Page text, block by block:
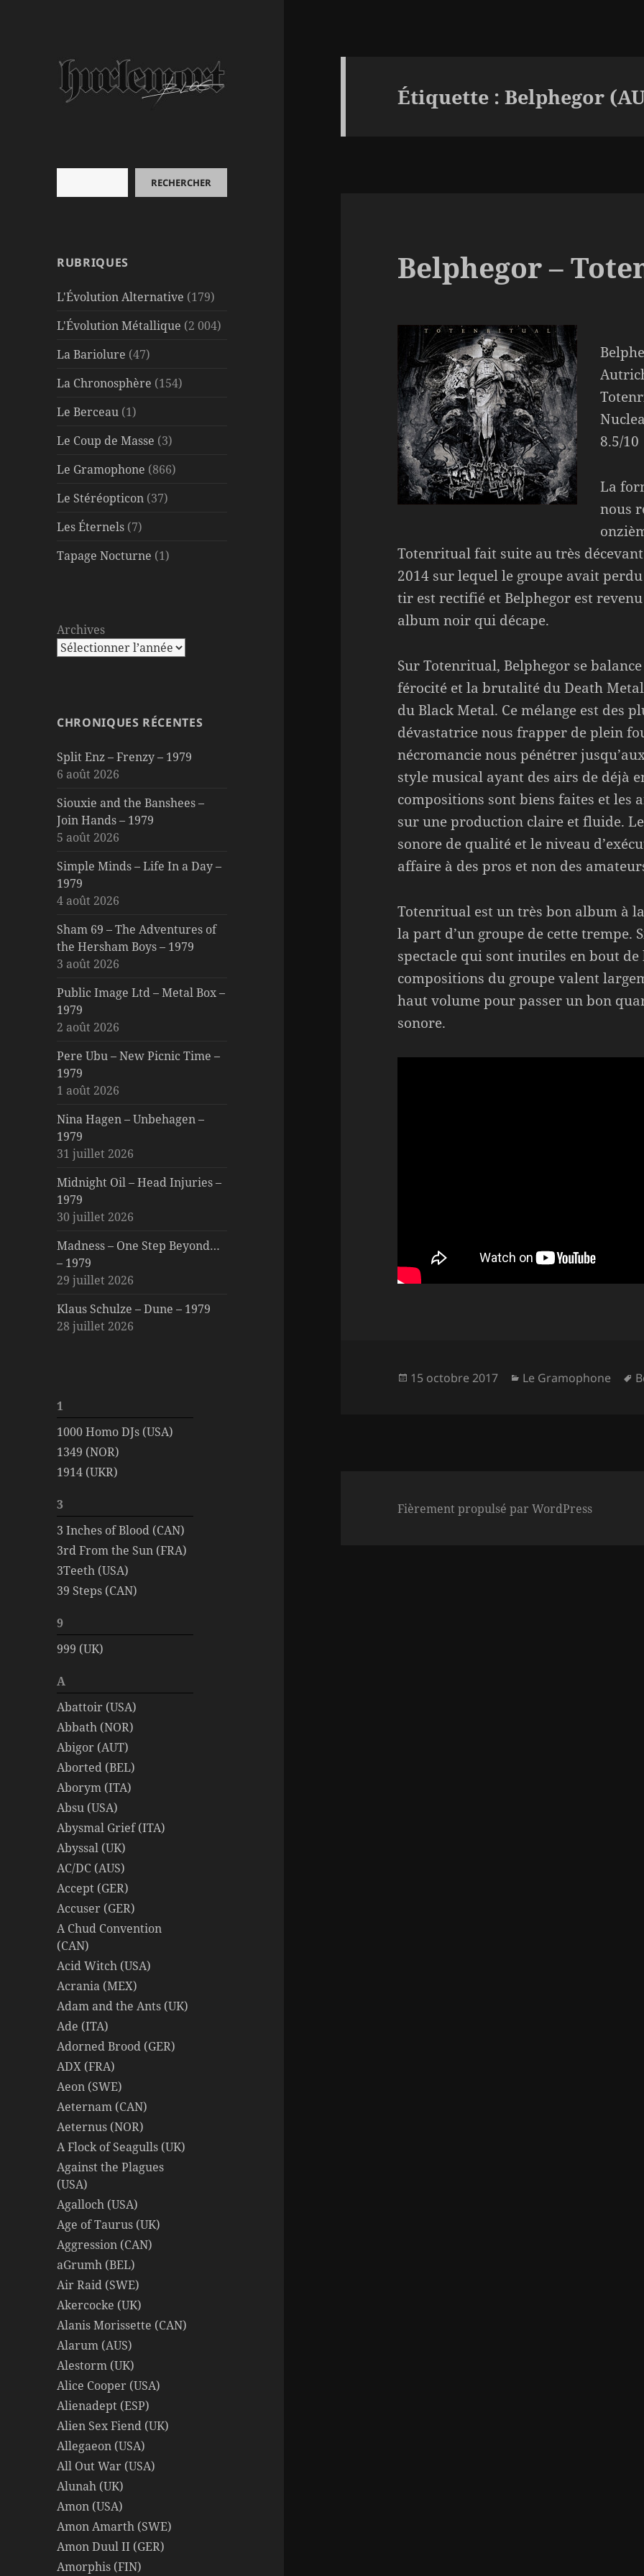
RECHERCHER
RUBRIQUES
L'Évolution Alternative (179)
L'Évolution Métallique (2 004)
La Bariolure (47)
La Chronosphère (154)
Le Berceau (1)
Le Coup de Masse (3)
Le Gramophone (866)
Le Stéréopticon (37)
Les Éternels (7)
Tapage Nocturne (1)
Archives
CHRONIQUES RÉCENTES
Split Enz – Frenzy – 1979
6 août 2026
Siouxie and the Banshees –
Join Hands – 1979
5 août 2026
Simple Minds – Life In a Day –
1979
4 août 2026
Sham 69 – The Adventures of
the Hersham Boys – 1979
3 août 2026
Public Image Ltd – Metal Box –
1979
2 août 2026
Pere Ubu – New Picnic Time –
1979
1 août 2026
Nina Hagen – Unbehagen –
1979
31 juillet 2026
Midnight Oil – Head Injuries –
1979
30 juillet 2026
Madness – One Step Beyond…
– 1979
29 juillet 2026
Klaus Schulze – Dune – 1979
28 juillet 2026
1
1000 Homo DJs (USA)
1349 (NOR)
1914 (UKR)
3
3 Inches of Blood (CAN)
3rd From the Sun (FRA)
3Teeth (USA)
39 Steps (CAN)
9
999 (UK)
A
Abattoir (USA)
Abbath (NOR)
Abigor (AUT)
Aborted (BEL)
Aborym (ITA)
Absu (USA)
Abysmal Grief (ITA)
Abyssal (UK)
AC/DC (AUS)
Accept (GER)
Accuser (GER)
A Chud Convention
(CAN)
Acid Witch (USA)
Acrania (MEX)
Adam and the Ants (UK)
Ade (ITA)
Adorned Brood (GER)
ADX (FRA)
Aeon (SWE)
Aeternam (CAN)
Aeternus (NOR)
A Flock of Seagulls (UK)
Against the Plagues
(USA)
Agalloch (USA)
Age of Taurus (UK)
Aggression (CAN)
aGrumh (BEL)
Air Raid (SWE)
Akercocke (UK)
Alanis Morissette (CAN)
Alarum (AUS)
Alestorm (UK)
Alice Cooper (USA)
Alienadept (ESP)
Alien Sex Fiend (UK)
Allegaeon (USA)
All Out War (USA)
Alunah (UK)
Amon (USA)
Amon Amarth (SWE)
Amon Duul II (GER)
Amorphis (FIN)
Étiquette :Belphegor
Belphegor –
8.5/10
La
nous
Totenritual fait suite au très
2014 sur lequel le groupe avait
tir est rectifié et Belphegor est
album noir qui décape.
Sur Totenritual, Belphegor se
férocité et la brutalité du Death
du Black Metal. Ce mélange est des
dévastatrice nous frapper de plein
nécromancie nous pénétrer
style musical ayant des airs de déjà
compositions sont biens faites et les
sur une production claire et fluide.
sonore de qualité et le niveau
affaire à des pros et non des
Totenritual est un très bon album à
la part d’un groupe de cette trempe.
spectacle qui sont inutiles en bout
compositions du groupe valent
haut volume pour passer un bon
sonore.
Publié
15 octobre 2017 Catégories
Le Gramophone
Fièrement propulsé par WordPress